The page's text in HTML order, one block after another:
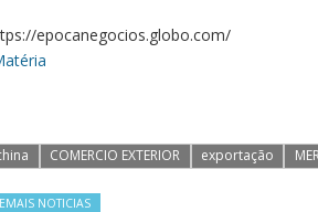
epocanegocios.globo.com/
COMERCIO EXTERIOR exportação
NOTICIAS